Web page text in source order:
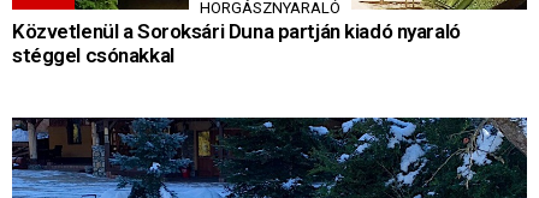
HORGÁSZNYARALÓ
Közvetlenül a Soroksári Duna partján kiadó nyaraló
stéggel csónakkal